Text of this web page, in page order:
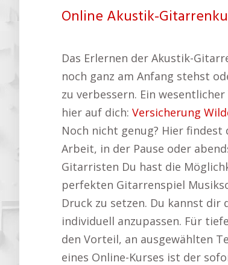
Online Akustik-
Das Erlernen der Akustik-
noch ganz am Anfang stehst
zu verbessern. Ein
hier auf dich: Versicherung
Noch nicht genug? Hier
Arbeit, in der Pause oder
Gitarristen Du hast die
perfekten Gitarrenspiel
Druck zu setzen. Du kannst
individuell anzupassen. Für
den Vorteil, an ausgewählten
eines Online-Kurses ist der